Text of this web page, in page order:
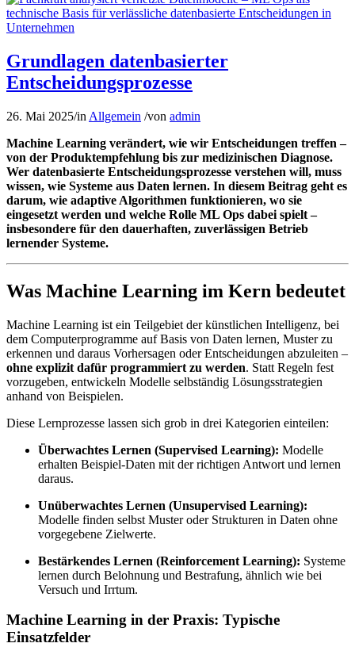
Grundlagen datenbasierter
Entscheidungsprozesse
26. Mai 2025/in Allgemein /von admin
Machine Learning verändert, wie wir Entscheidungen treffen –
von der Produktempfehlung bis zur medizinischen Diagnose.
Wer datenbasierte Entscheidungsprozesse verstehen will, muss
wissen, wie Systeme aus Daten lernen. In diesem Beitrag geht es
darum, wie adaptive Algorithmen funktionieren, wo sie
eingesetzt werden und welche Rolle ML Ops dabei spielt –
insbesondere für den dauerhaften, zuverlässigen Betrieb
lernender Systeme.
Was Machine Learning im Kern bedeutet
Machine Learning ist ein Teilgebiet der künstlichen Intelligenz, bei
dem Computerprogramme auf Basis von Daten lernen, Muster zu
erkennen und daraus Vorhersagen oder Entscheidungen abzuleiten –
ohne explizit dafür programmiert zu werden. Statt Regeln fest
vorzugeben, entwickeln Modelle selbständig Lösungsstrategien
anhand von Beispielen.
Diese Lernprozesse lassen sich grob in drei Kategorien einteilen:
Überwachtes Lernen (Supervised Learning): Modelle
erhalten Beispiel-Daten mit der richtigen Antwort und lernen
daraus.
Unüberwachtes Lernen (Unsupervised Learning):
Modelle finden selbst Muster oder Strukturen in Daten ohne
vorgegebene Zielwerte.
Bestärkendes Lernen (Reinforcement Learning): Systeme
lernen durch Belohnung und Bestrafung, ähnlich wie bei
Versuch und Irrtum.
Machine Learning in der Praxis: Typische
Einsatzfelder